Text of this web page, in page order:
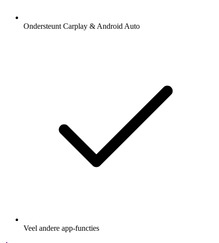
Ondersteunt Carplay & Android Auto
Veel andere app-functies